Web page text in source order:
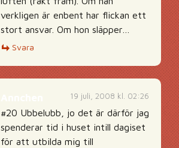
verkligen är enbent har flickan ett
stort ansvar. Om hon släpper…
Svara
19 juli, 2008 kl. 02:26
#20 Ubbelubb, jo det är därför jag
spenderar tid i huset intill dagiset
för att utbilda mig till